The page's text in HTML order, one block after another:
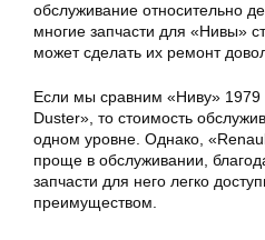
обслуживание относительно
многие запчасти для «Нивы»
может сделать их ремонт
Если мы сравним «Ниву» 1979
Duster», то стоимость
одном уровне. Однако,
проще в обслуживании,
запчасти для него легко
преимуществом.